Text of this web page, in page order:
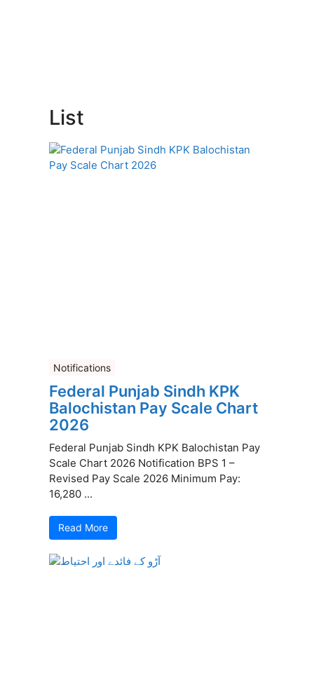
List
Notifications
Federal Punjab Sindh KPK
Balochistan Pay Scale Chart
2026
Federal Punjab Sindh KPK Balochistan Pay
Scale Chart 2026 Notification BPS 1 –
Revised Pay Scale 2026 Minimum Pay:
16,280 ...
Read More